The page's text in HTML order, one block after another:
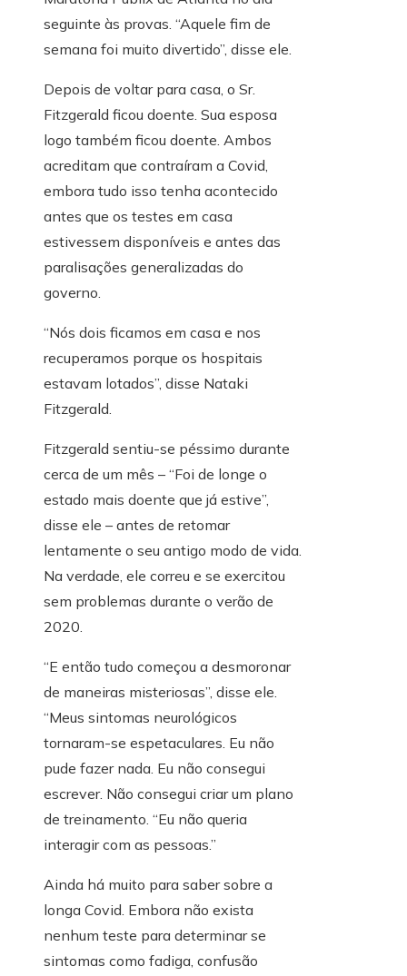
seguinte às provas. “Aquele fim de
semana foi muito divertido”, disse ele.
Depois de voltar para casa, o Sr.
Fitzgerald ficou doente. Sua esposa
logo também ficou doente. Ambos
acreditam que contraíram a Covid,
embora tudo isso tenha acontecido
antes que os testes em casa
estivessem disponíveis e antes das
paralisações generalizadas do
governo.
“Nós dois ficamos em casa e nos
recuperamos porque os hospitais
estavam lotados”, disse Nataki
Fitzgerald.
Fitzgerald sentiu-se péssimo durante
cerca de um mês – “Foi de longe o
estado mais doente que já estive”,
disse ele – antes de retomar
lentamente o seu antigo modo de vida.
Na verdade, ele correu e se exercitou
sem problemas durante o verão de
2020.
“E então tudo começou a desmoronar
de maneiras misteriosas”, disse ele.
“Meus sintomas neurológicos
tornaram-se espetaculares. Eu não
pude fazer nada. Eu não consegui
escrever. Não consegui criar um plano
de treinamento. “Eu não queria
interagir com as pessoas.”
Ainda há muito para saber sobre a
longa Covid. Embora não exista
nenhum teste para determinar se
sintomas como fadiga, confusão